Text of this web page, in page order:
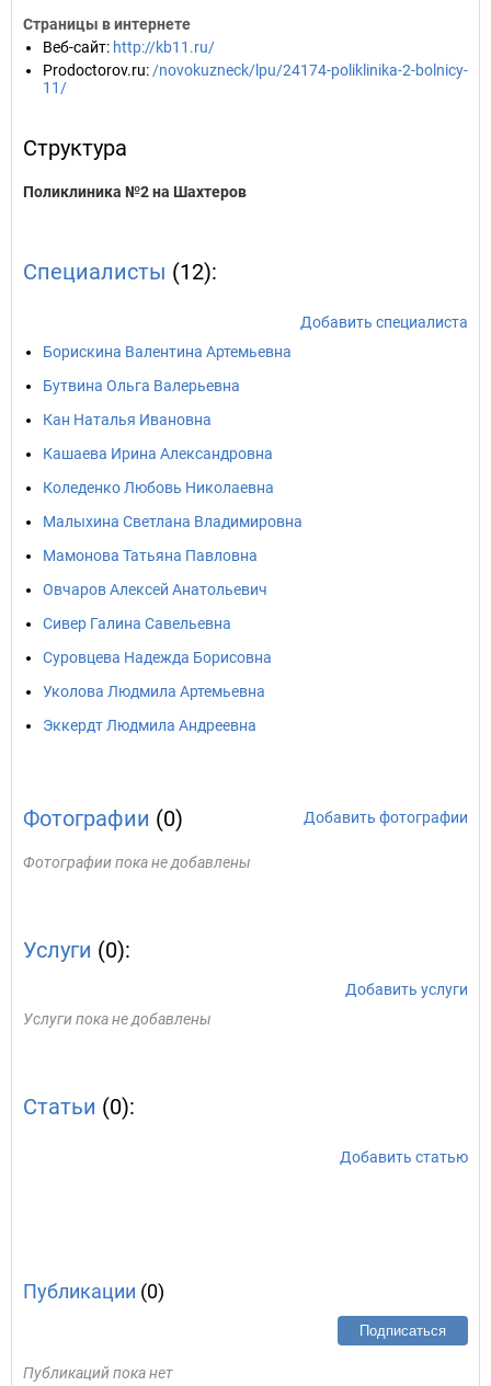
Страницы в интернете
Веб-сайт: http://kb11.ru/
Prodoctorov.ru: /novokuzneck/lpu/24174-poliklinika-2-bolnicy-
11/
Структура
Поликлиника №2 на Шахтеров
Специалисты (12):
Добавить специалиста
Борискина Валентина Артемьевна
Бутвина Ольга Валерьевна
Кан Наталья Ивановна
Кашаева Ирина Александровна
Коледенко Любовь Николаевна
Малыхина Светлана Владимировна
Мамонова Татьяна Павловна
Овчаров Алексей Анатольевич
Сивер Галина Савельевна
Суровцева Надежда Борисовна
Уколова Людмила Артемьевна
Эккердт Людмила Андреевна
Фотографии (0) Добавить фотографии
Фотографии пока не добавлены
Услуги (0):
Добавить услуги
Услуги пока не добавлены
Статьи (0):
Добавить статью
Публикации (0)
Подписаться
Публикаций пока нет